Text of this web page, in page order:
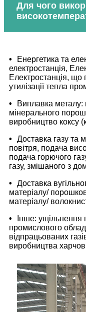
Для чого
•
Енергетика та
електростанція,
Електростанція, що
утилізації тепла
•
Виплавка металу:
мінерального
виробництво коксу
•
Доставка газу та
повітря, подача
подача горючого
газу, змішаного з
•
Доставка
матеріалу/
матеріалу/
•
Інше: ущільнення
промислового
відпрацьованих
виробництва